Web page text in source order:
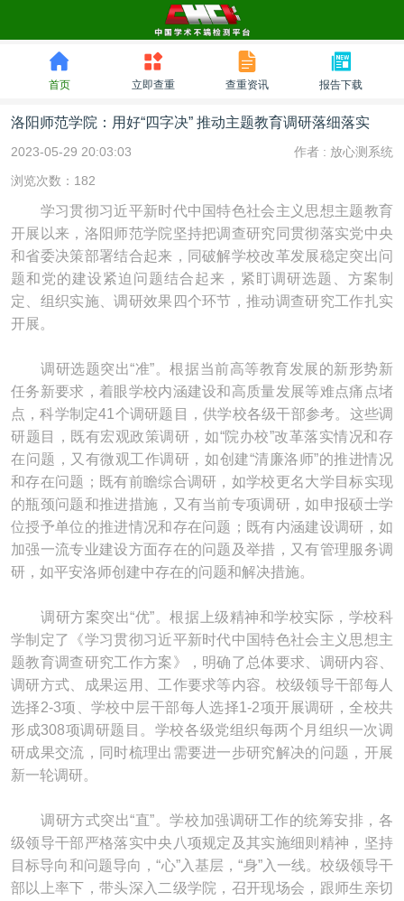
首页 立即查重 查重资讯 报告下载
洛阳师范学院：用好“四字决” 推动主题教育调研落细落实
2023-05-29 20:03:03 作者 : 放心测系统
浏览次数：182
学习贯彻习近平新时代中国特色社会主义思想主题教育
开展以来，洛阳师范学院坚持把调查研究同贯彻落实党中央
和省委决策部署结合起来，同破解学校改革发展稳定突出问
题和党的建设紧迫问题结合起来，紧盯调研选题、方案制
定、组织实施、调研效果四个环节，推动调查研究工作扎实
开展。
调研选题突出“准”。根据当前高等教育发展的新形势新
任务新要求，着眼学校内涵建设和高质量发展等难点痛点堵
点，科学制定41个调研题目，供学校各级干部参考。这些调
研题目，既有宏观政策调研，如“院办校”改革落实情况和存
在问题，又有微观工作调研，如创建“清廉洛师”的推进情况
和存在问题；既有前瞻综合调研，如学校更名大学目标实现
的瓶颈问题和推进措施，又有当前专项调研，如申报硕士学
位授予单位的推进情况和存在问题；既有内涵建设调研，如
加强一流专业建设方面存在的问题及举措，又有管理服务调
研，如平安洛师创建中存在的问题和解决措施。
调研方案突出“优”。根据上级精神和学校实际，学校科
学制定了《学习贯彻习近平新时代中国特色社会主义思想主
题教育调查研究工作方案》，明确了总体要求、调研内容、
调研方式、成果运用、工作要求等内容。校级领导干部每人
选择2-3项、学校中层干部每人选择1-2项开展调研，全校共
形成308项调研题目。学校各级党组织每两个月组织一次调
研成果交流，同时梳理出需要进一步研究解决的问题，开展
新一轮调研。
调研方式突出“直”。学校加强调研工作的统筹安排，各
级领导干部严格落实中央八项规定及其实施细则精神，坚持
目标导向和问题导向，“心”入基层，“身”入一线。校级领导干
部以上率下，带头深入二级学院，召开现场会，跟师生亲切